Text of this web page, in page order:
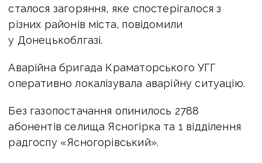
сталося загоряння, яке спостерігалося з
різних районів міста, повідомили
у Донецькоблгазі.
Аварійна бригада Краматорського УГГ
оперативно локалізувала аварійну ситуацію.
Без газопостачання опинилось 2788
абонентів селища Ясногірка та 1 відділення
радгоспу «Ясногорівський».